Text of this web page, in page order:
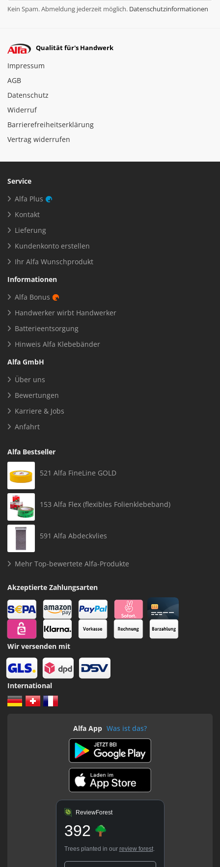
Kein Spam. Abmeldung jederzeit möglich. Datenschutzinformationen
Qualität für's Handwerk
Impressum
AGB
Datenschutz
Widerruf
Barrierefreiheitserklärung
Vertrag widerrufen
Service
Alfa Plus
Kontakt
Lieferung
Kundenkonto erstellen
Ihr Alfa Wunschprodukt
Informationen
Alfa Bonus
Handwerker wirbt Handwerker
Batterieentsorgung
Hinweis Alfa Klebebänder
Alfa GmbH
Über uns
Bewertungen
Karriere & Jobs
Anfahrt
Alfa Bestseller
521 Alfa FineLine GOLD
153 Alfa Flex (flexibles Folienklebeband)
591 Alfa Abdeckvlies
Mehr Top-bewertete Alfa-Produkte
Akzeptierte Zahlungsarten
Wir versenden mit
International
Alfa App Was ist das?
ReviewForest
392
Trees planted in our review forest.